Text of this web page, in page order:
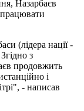
Назарбаєв
працювати
(лідера нації -
з
продовжить
і
- написав